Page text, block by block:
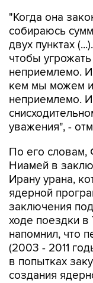
"Когда она
собираюсь
двух пунктах
чтобы
неприемлемо.
кем мы можем
неприемлемо.
уважения", -
По его словам,
Ниамей в
Ирану урана,
ядерной
заключения
ходе поездки в
напомнил, что
(2003 - 2011
в попытках
создания